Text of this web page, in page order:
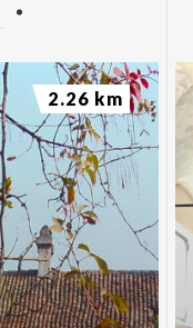
2.26 km